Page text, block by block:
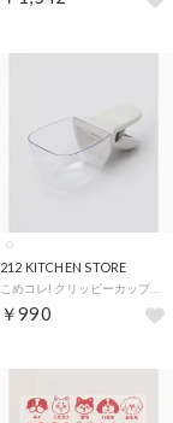
212 KITCHEN STORE
こめコレ! クリッピーカップ【返品不可商品】 （その他）
￥990